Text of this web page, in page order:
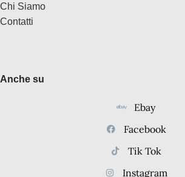
Chi Siamo
Contatti
Anche su
Ebay
Facebook
Tik Tok
Instagram